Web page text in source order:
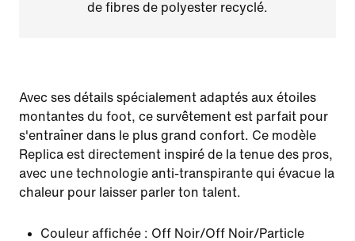
de fibres de polyester recyclé.
Avec ses détails spécialement adaptés aux étoiles
montantes du foot, ce survêtement est parfait pour
s'entraîner dans le plus grand confort. Ce modèle
Replica est directement inspiré de la tenue des pros,
avec une technologie anti-transpirante qui évacue la
chaleur pour laisser parler ton talent.
Couleur affichée : Off Noir/Off Noir/Particle